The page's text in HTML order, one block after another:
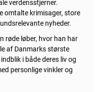
verdensstjerner.
omtalte krimisager, store
nyheder.
røde løber, hvor han har
af Danmarks største
i både deres liv og
personlige vinkler og